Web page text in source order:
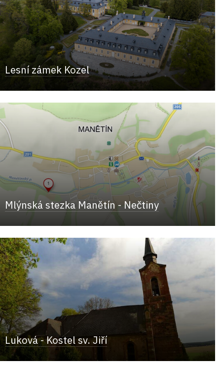
Lesní zámek Kozel
Mlýnská stezka Manětín - Nečtiny
Luková - Kostel sv. Jiří